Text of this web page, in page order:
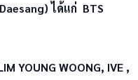
ได้แก่ BTS
YOUNG WOONG, IVE ,